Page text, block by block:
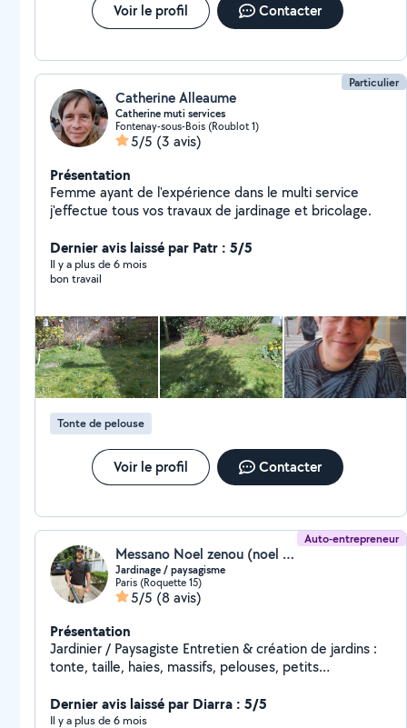
Voir le profil Contacter
Particulier
Catherine Alleaume
Catherine muti services
Fontenay-sous-Bois (Roublot 1)
5/5 (3 avis)
Présentation
Femme ayant de l'expérience dans le multi service
j'effectue tous vos travaux de jardinage et bricolage.
Dernier avis laissé par Patr : 5/5
Il y a plus de 6 mois
bon travail
Tonte de pelouse
Voir le profil Contacter
Auto-entrepreneur
Messano Noel zenou (noel zenou messano)
Jardinage / paysagisme
Paris (Roquette 15)
5/5 (8 avis)
Présentation
Jardinier / Paysagiste Entretien & création de jardins :
tonte, taille, haies, massifs, pelouses, petits
Devis gratuit Secteur [toute l'île de France]
Dernier avis laissé par Diarra : 5/5
Il y a plus de 6 mois